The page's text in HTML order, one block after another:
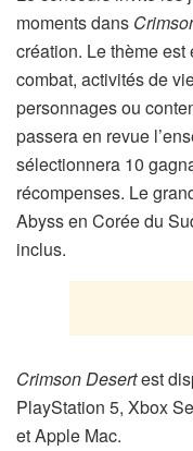
moments dans
création. Le thème
combat, activités de
personnages ou
passera en revue
sélectionnera 10
récompenses. Le
Abyss en Corée du
inclus.
Crimson Desertest
PlayStation 5, Xbox
et Apple Mac.